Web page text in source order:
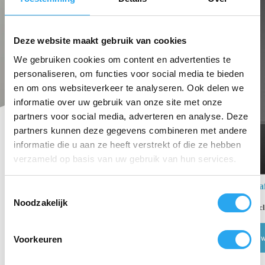
Deze website maakt gebruik van cookies
We gebruiken cookies om content en advertenties te
personaliseren, om functies voor social media te bieden
en om ons websiteverkeer te analyseren. Ook delen we
informatie over uw gebruik van onze site met onze
partners voor social media, adverteren en analyse. Deze
partners kunnen deze gegevens combineren met andere
informatie die u aan ze heeft verstrekt of die ze hebben
verzameld op basis van uw gebruik van hun services.
Noodzakelijk
Voorkeuren
Top modulaire
24,19
18,14
Toevoegen aan